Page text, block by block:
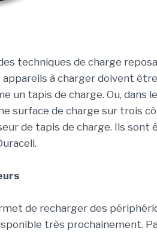
techniques de charge
à charger doivent
un tapis de charge. Ou, dans
surface de charge sur trois
de tapis de charge. Ils sont
de recharger des
très prochainement.